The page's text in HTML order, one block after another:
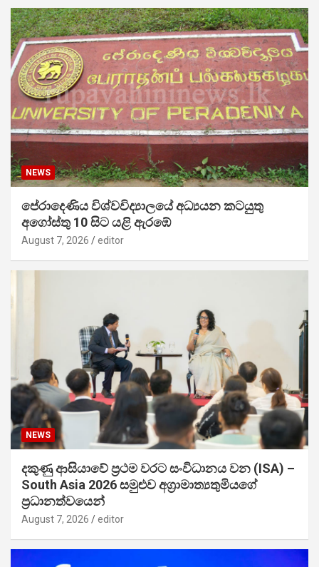
NEWS
පේරාදෙණිය විශ්වවිද්‍යාලයේ අධ්‍යයන කටයුතු
අගෝස්තු 10 සිට යළි ඇරඹේ
August 7, 2026 editor
NEWS
දකුණු ආසියාවේ ප්‍රථම වරට සංවිධානය වන (ISA) –
South Asia 2026 සමුළුව අග්‍රාමාත්‍යතුමියගේ
ප්‍රධානත්වයෙන්
August 7, 2026 editor